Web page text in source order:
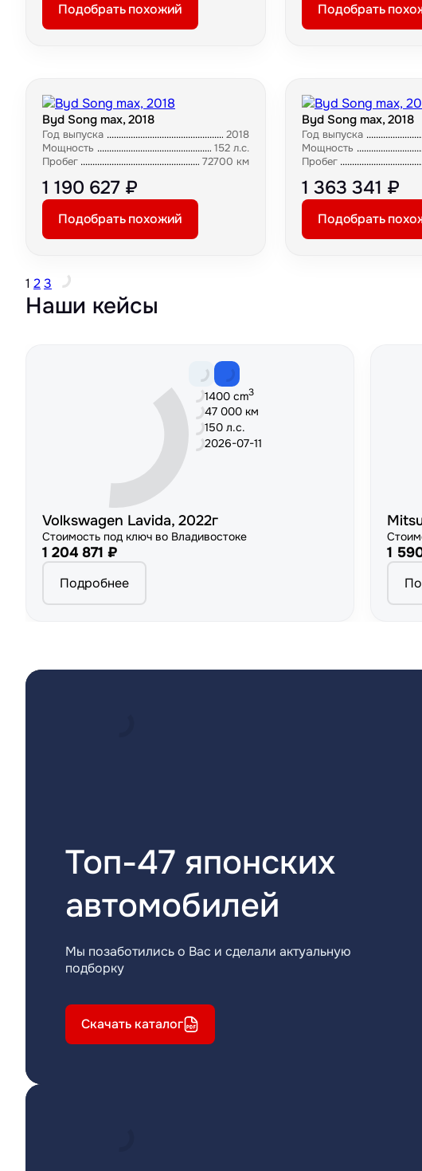
Подобрать похожий Подобрать
Byd Song max, 2018
Год выпуска
2018
Мощность
152 л.с.
Пробег
72700 км
1 190 627 ₽
Подобрать похожий
Byd Song max, 2018
Год выпуска
Мощность
Пробег
1 363 341 ₽
Подобрать
1 23
Наши кейсы
1400 cm3
47 000 км
150 л.с.
2026-07-11
Volkswagen Lavida, 2022г
Стоимость под ключ во Владивостоке
1 204 871 ₽
Подробнее
1
Топ-47 японских
автомобилей
Мы позаботились о Вас и сделали актуальную
подборку
Скачать каталог